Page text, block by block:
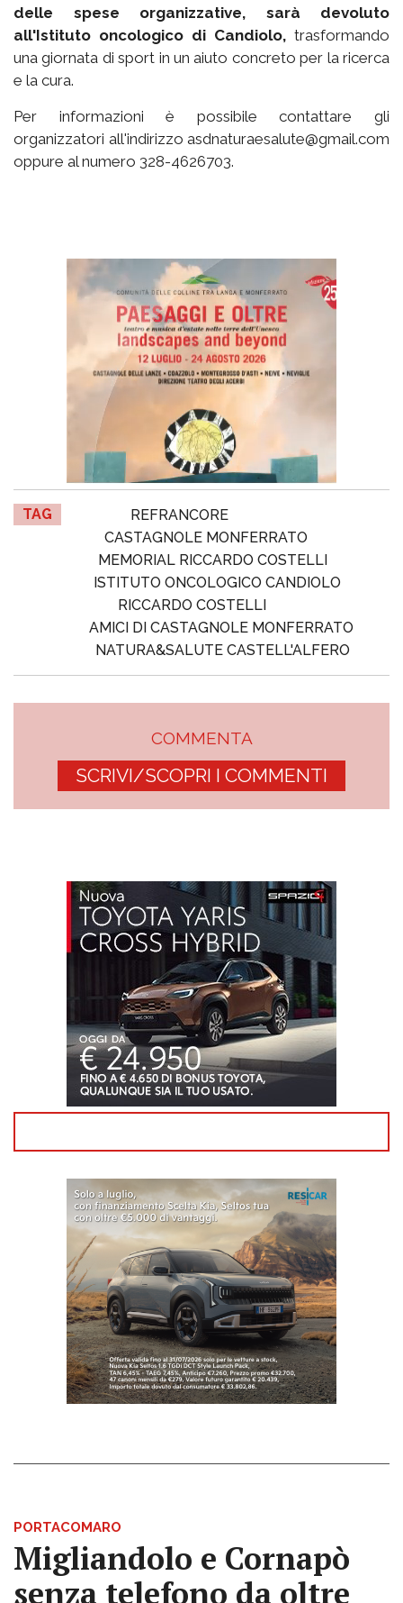
delle spese organizzative, sarà devoluto
all'Istituto oncologico di Candiolo, trasformando
una giornata di sport in un aiuto concreto per la ricerca
e la cura.
Per informazioni è possibile contattare gli
organizzatori all'indirizzo asdnaturaesalute@gmail.com
oppure al numero 328-4626703.
TAG
REFRANCORE
CASTAGNOLE MONFERRATO
MEMORIAL RICCARDO COSTELLI
ISTITUTO ONCOLOGICO CANDIOLO
RICCARDO COSTELLI
AMICI DI CASTAGNOLE MONFERRATO
NATURA&SALUTE CASTELL'ALFERO
COMMENTA
SCRIVI/SCOPRI I COMMENTI
PORTACOMARO
Migliandolo e Cornapò
senza telefono da oltre